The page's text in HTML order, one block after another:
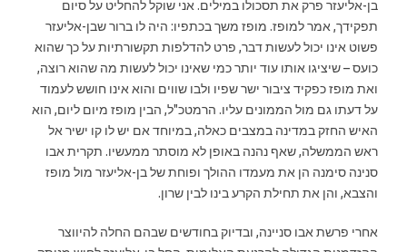
בן-אליעזר פרק את תסכולו במילים. אני שוקל להחליט על סיום
תפקידך, אמר למופז. מופז משך בכתפיו: היה לו ברור שבן-אליעזר
פשוט אינו יכול לעשות דבר, פרט להדלפות תקשורתיות על כך שהוא
כועס – שיציגו אותו עוד יותר כמי שאינו יכול לעשות מה שהוא רוצה,
ואת מופז כפקיד ציבור ישר שפיו ולבו שווים והוא אינו חושש לעמוד
על דעתו גם מול הממונים עליו. הרמטכ"ל, הבין מופז מיום ליום, הוא
האיש החזק במדינה במצבים כאלה, במיוחד אם יש לו קו ישיר אל
ראש הממשלה, שאף נהנה באופן לא מוסתר ממעשיו. תקרית אבו
סנינה סימנה הן את מעמדו ההולך ופוחת של בן-אליעזר מול מופז
והצבא, והן את תחילת הקרע בינו לבין שרון.
אחרי פרשת אבו סניינה, ובדיוק בחודשים שבהם החלה להיווצר